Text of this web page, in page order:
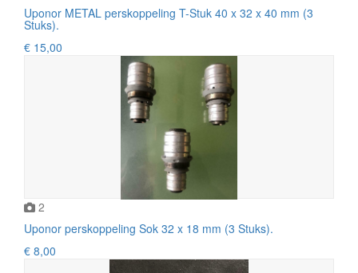
Uponor METAL perskoppeling T-Stuk 40 x 32 x 40 mm (3
Stuks).
€ 15,00
2
Uponor perskoppeling Sok 32 x 18 mm (3 Stuks).
€ 8,00